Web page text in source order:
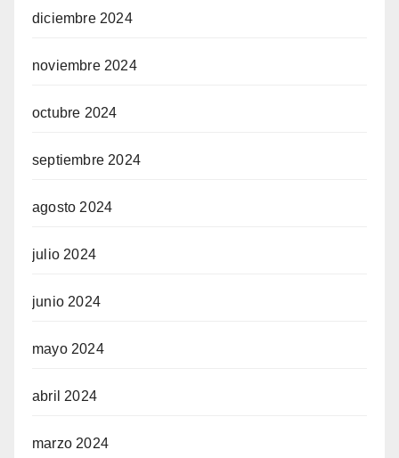
diciembre 2024
noviembre 2024
octubre 2024
septiembre 2024
agosto 2024
julio 2024
junio 2024
mayo 2024
abril 2024
marzo 2024